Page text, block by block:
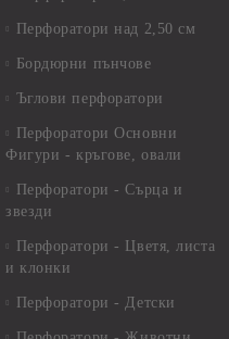
Перфоратори над 2,50 см
Бордюрни пънчове
Ъглови перфоратори
Перфоратори Основни
Фигури - кръгове, овали
Перфоратори - Сърца и
звезди
Перфоратори - Цветя, листа
и клонки
Перфоратори - Детски